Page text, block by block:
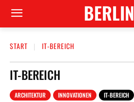
BERLIN
START IT-BEREICH
IT-BEREICH
ARCHITEKTUR INNOVATIONEN IT-BEREICH